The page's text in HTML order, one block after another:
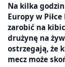
Na kilka
Europy w
zarobić na
drużynę na
ostrzegają, że
mecz może